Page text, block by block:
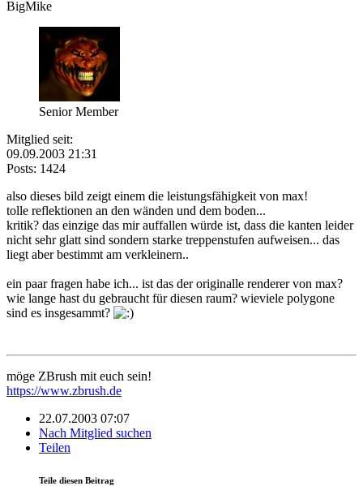
BigMike
Senior Member
Mitglied seit:
09.09.2003 21:31
Posts: 1424
also dieses bild zeigt einem die leistungsfähigkeit von max!
tolle reflektionen an den wänden und dem boden...
kritik? das einzige das mir auffallen würde ist, dass die kanten leider
nicht sehr glatt sind sondern starke treppenstufen aufweisen... das
liegt aber bestimmt am verkleinern..
ein paar fragen habe ich... ist das der originalle renderer von max?
wie lange hast du gebraucht für diesen raum? wieviele polygone
sind es insgesammt?
möge ZBrush mit euch sein!
https://www.zbrush.de
22.07.2003 07:07
Nach Mitglied suchen
Teilen
Teile diesen Beitrag